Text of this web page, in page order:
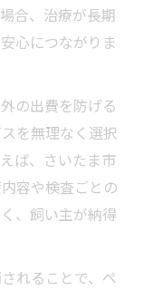
合、治療が長期
心につながりま
の出費を防げる
を無理なく選択
ば、さいたま市
容や検査ごとの
、飼い主が納得
れることで、ペ